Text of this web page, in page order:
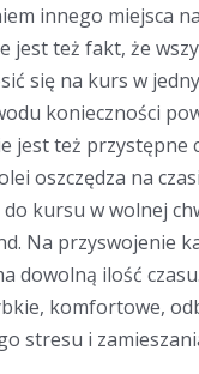
innego miejsca
jest też fakt, że
się na kurs w
konieczności
jest też przystępne
oszczędza na
kursu w wolnej
Na przyswojenie
dowolną ilość
komfortowe,
stresu i